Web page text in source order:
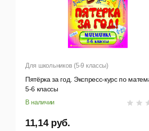
Для школьников (5-9 классы)
Пятёрка за год. Экспресс-курс по
5-6 классы
В наличии
11,14 руб.